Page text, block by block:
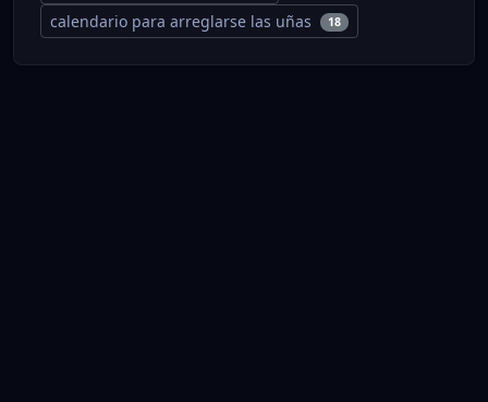
calendario para arreglarse las uñas 18